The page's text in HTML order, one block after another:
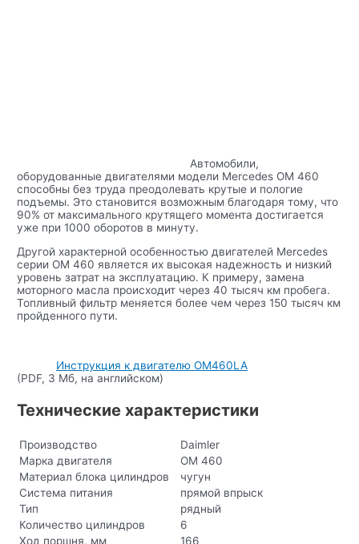
Автомобили,
оборудованные двигателями модели Mercedes OM 460
способны без труда преодолевать крутые и пологие
подъемы. Это становится возможным благодаря тому, что
90% от максимального крутящего момента достигается
уже при 1000 оборотов в минуту.
Другой характерной особенностью двигателей Mercedes
серии OM 460 является их высокая надежность и низкий
уровень затрат на эксплуатацию. К примеру, замена
моторного масла происходит через 40 тысяч км пробега.
Топливный фильтр меняется более чем через 150 тысяч км
пройденного пути.
Инструкция к двигателю OM460LA
(PDF, 3 Мб, на английском)
Технические характеристики
Производство
Daimler
Марка двигателя
OM 460
Материал блока цилиндров
чугун
Система питания
прямой впрыск
Тип
рядный
Количество цилиндров
6
Ход поршня, мм
166